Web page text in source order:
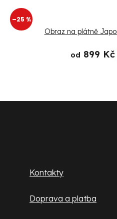
–25 %
Obraz na plátně
od 899 Kč
Kontakty
Doprava a platba